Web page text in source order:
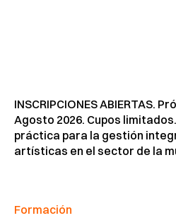
INSCRIPCIONES ABIERTAS.
Agosto 2026. Cupos
práctica para la gestión
artísticas en el sector de la
Formación